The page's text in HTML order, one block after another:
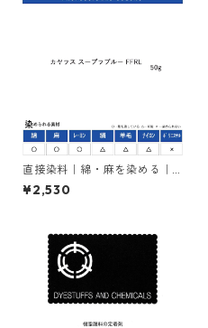
直接染料｜綿・麻を染める｜5
0g｜カヤラス スープラブルー
FFRL（青色）
¥2,530